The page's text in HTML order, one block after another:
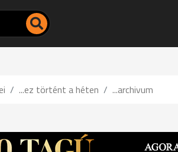
...ez történt a héten ...archivum